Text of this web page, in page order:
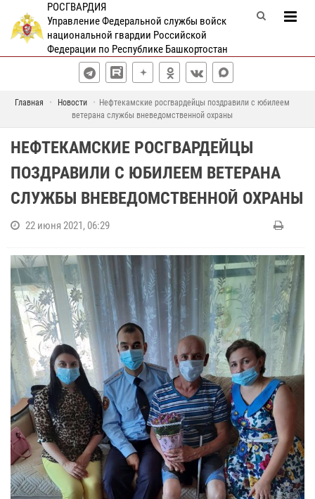
РОСГВАРДИЯ
Управление Федеральной службы войск
национальной гвардии Российской
Федерации по Республике Башкортостан
Главная Новости
Нефтекамские росгвардейцы поздравили с юбилеем
ветерана службы вневедомственной охраны
НЕФТЕКАМСКИЕ РОСГВАРДЕЙЦЫ
ПОЗДРАВИЛИ С ЮБИЛЕЕМ ВЕТЕРАНА
СЛУЖБЫ ВНЕВЕДОМСТВЕННОЙ ОХРАНЫ
22 июня 2021, 06:29